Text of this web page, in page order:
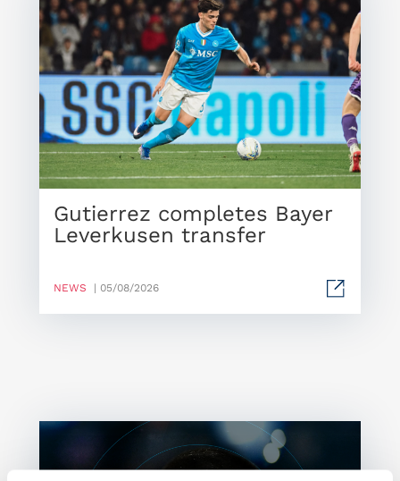
Gutierrez completes Bayer
Leverkusen transfer
NEWS | 05/08/2026